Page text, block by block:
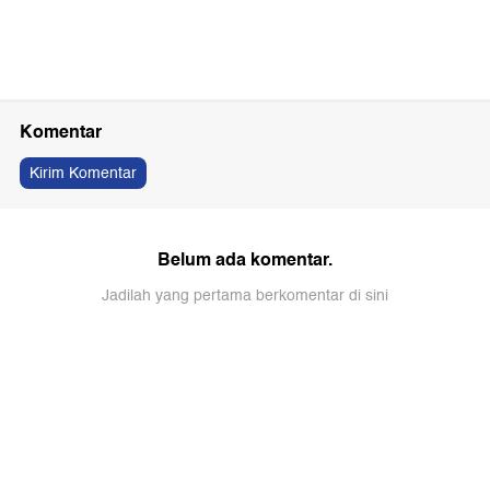
Komentar
Kirim Komentar
Belum ada komentar.
Jadilah yang pertama berkomentar di sini